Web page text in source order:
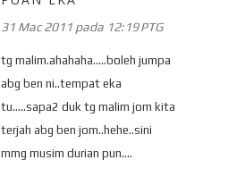
31 Mac 2011 pada 12:19 PTG
tg malim.ahahaha.....boleh jumpa
abg ben ni..tempat eka
tu.....sapa2 duk tg malim jom kita
terjah abg ben jom..hehe..sini
mmg musim durian pun....